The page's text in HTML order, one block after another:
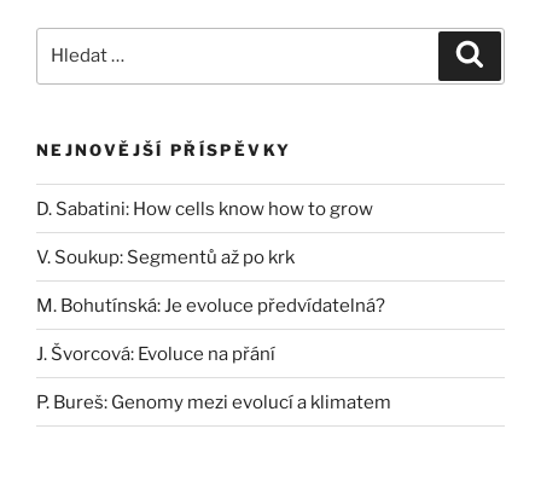
NEJNOVĚJŠÍ PŘÍSPĚVKY
D. Sabatini: How cells know how to grow
V. Soukup: Segmentů až po krk
M. Bohutínská: Je evoluce předvídatelná?
J. Švorcová: Evoluce na přání
P. Bureš: Genomy mezi evolucí a klimatem